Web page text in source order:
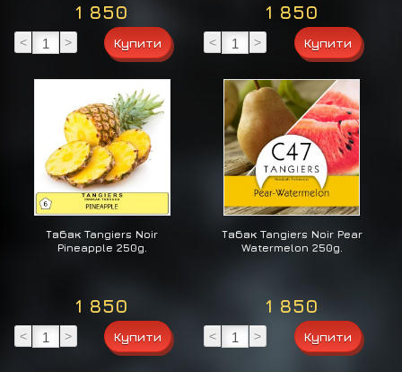
1 850
< >
1 850
< >
Табак Tangiers Noir
Pineapple 250g.
1 850
< >
Табак Tangiers Noir Pear
Watermelon 250g.
1 850
< >